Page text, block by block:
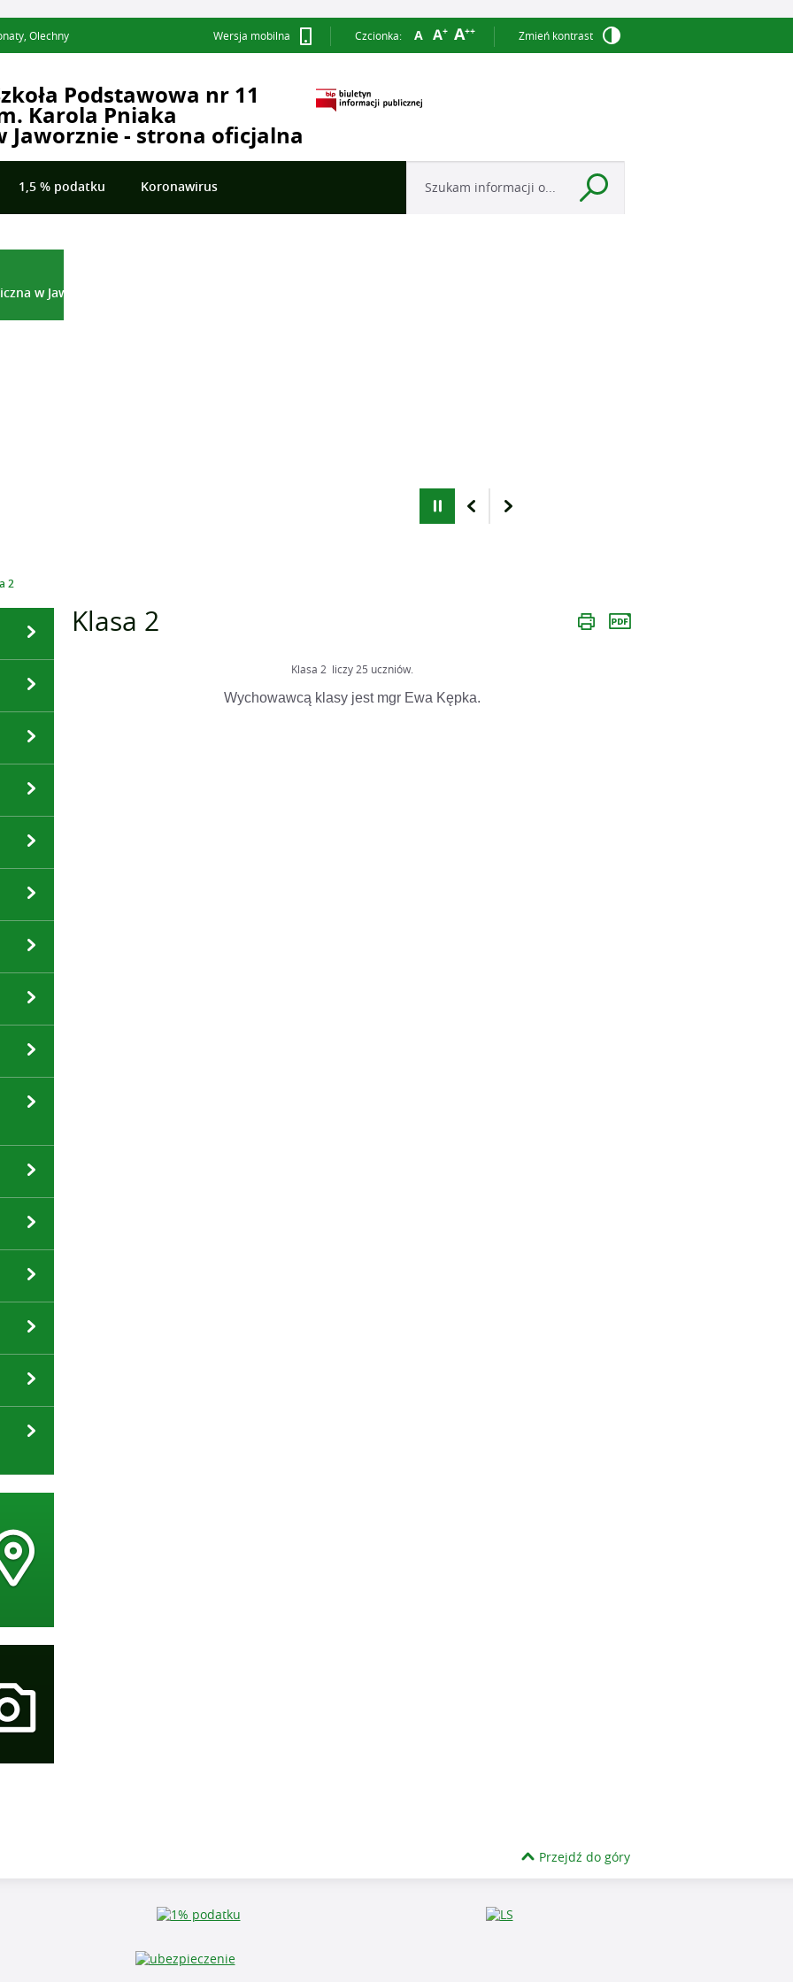
Olechny
Podstawowa nr 11
Karola Pniaka
Jaworznie - strona oficjalna
Wersja mobilna Czcionka: Zmień kontrast
1,5 % podatku Koronawirus
w Jaworznie
2
Klasa 2
Klasa 2 liczy 25 uczniów.
Wychowawcą klasy jest mgr Ewa Kępka.
Przejdź do góry